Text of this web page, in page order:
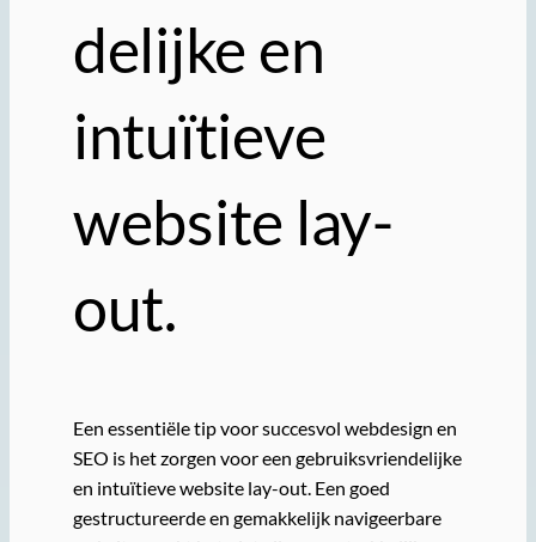
delijke en
intuïtieve
website lay-
out.
Een essentiële tip voor succesvol webdesign en
SEO is het zorgen voor een gebruiksvriendelijke
en intuïtieve website lay-out. Een goed
gestructureerde en gemakkelijk navigeerbare